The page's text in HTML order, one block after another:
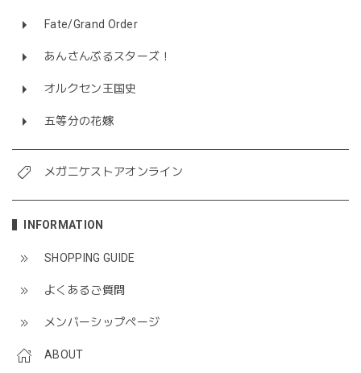
Fate/Grand Order
あんさんぶるスターズ！
オルクセン王国史
五等分の花嫁
メガニケストアオンライン
INFORMATION
SHOPPING GUIDE
よくあるご質問
メンバーシップページ
ABOUT